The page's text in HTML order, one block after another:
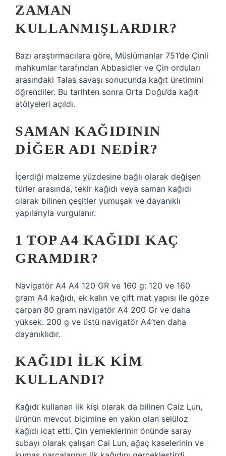
ZAMAN
KULLANMIŞLARDIR?
Bazı araştırmacılara göre, Müslümanlar 751’de Çinli
mahkumlar tarafından Abbasidler ve Çin orduları
arasındaki Talas savaşı sonucunda kağıt üretimini
öğrendiler. Bu tarihten sonra Orta Doğu’da kağıt
atölyeleri açıldı.
SAMAN KAĞIDININ
DIĞER ADI NEDIR?
İçerdiği malzeme yüzdesine bağlı olarak değişen
türler arasında, tekir kağıdı veya saman kağıdı
olarak bilinen çeşitler yumuşak ve dayanıklı
yapılarıyla vurgulanır.
1 TOP A4 KAĞIDI KAÇ
GRAMDIR?
Navigatör A4 A4 120 GR ve 160 g: 120 ve 160
gram A4 kağıdı, ek kalın ve çift mat yapısı ile göze
çarpan 80 gram navigatör A4 200 Gr ve daha
yüksek: 200 g ve üstü navigatör A4’ten daha
dayanıklıdır.
KAĞIDI ILK KIM
KULLANDI?
Kağıdı kullanan ilk kişi olarak da bilinen Caiz Lun,
ürünün mevcut biçimine en yakın olan selüloz
kağıdı icat etti. Çin yemeklerinin önünde saray
subayı olarak çalışan Cai Lun, ağaç kaselerinin ve